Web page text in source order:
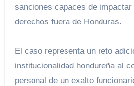
sanciones capaces de
derechos fuera de Honduras.
El caso representa un reto
institucionalidad hondureña al
personal de un exalto